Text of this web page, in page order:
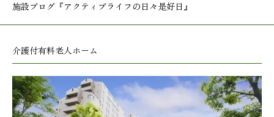
施設ブログ 『アクティブライフの日々是好日』
介護付有料老人ホーム